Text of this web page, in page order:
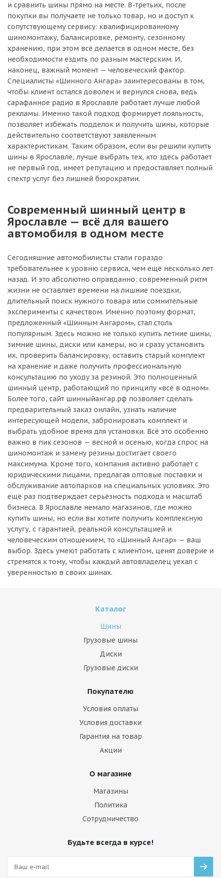
и сравнить шины прямо на месте. В-третьих, после
покупки вы получаете не только товар, но и доступ к
сопутствующему сервису: квалифицированному
шиномонтажу, балансировке, ремонту, сезонному
хранению, при этом всё делается в одном месте, без
необходимости ездить по разным мастерским. И,
наконец, важный момент — человеческий фактор.
Специалисты «Шинного Ангара» заинтересованы в том,
чтобы клиент остался доволен и вернулся снова, ведь
сарафанное радио в Ярославле работает лучше любой
рекламы. Именно такой подход формирует лояльность,
позволяет избежать подделок и получить шины, которые
действительно соответствуют заявленным
характеристикам. Таким образом, если вы решили купить
шины в Ярославле, лучше выбрать тех, кто здесь работает
не первый год, имеет репутацию и предоставляет полный
спектр услуг без лишней бюрократии.
Современный шинный центр в
Ярославле — всё для вашего
автомобиля в одном месте
Сегодняшние автомобилисты стали гораздо
требовательнее к уровню сервиса, чем ещё несколько лет
назад. И это абсолютно оправданно: современный ритм
жизни не оставляет времени на лишние поездки,
длительный поиск нужного товара или сомнительные
эксперименты с качеством. Именно поэтому формат,
предложенный «Шинным Ангаром», стал столь
популярным. Здесь можно не только купить летние шины,
зимние шины, диски или камеры, но и сразу установить
их, проверить балансировку, оставить старый комплект
на хранение и даже получить профессиональную
консультацию по уходу за резиной. Это полноценный
шинный центр, работающий по принципу «всё в одном».
Более того, сайт шинныйангар.рф позволяет сделать
предварительный заказ онлайн, узнать наличие
интересующей модели, забронировать комплект и
выбрать удобное время для установки. Всё это особенно
важно в пик сезонов — весной и осенью, когда спрос на
шиномонтаж и замену резины достигает своего
максимума. Кроме того, компания активно работает с
юридическими лицами, предлагая оптовые поставки и
обслуживание автопарков на специальных условиях. Это
ещё раз подтверждает серьёзность подхода и масштаб
бизнеса. В Ярославле немало магазинов, где можно
купить шины, но если вы хотите получить комплексную
услугу, с гарантией, реальной консультацией и
человеческим отношением, то «Шинный Ангар» — ваш
выбор. Здесь умеют работать с клиентом, ценят доверие и
стремятся к тому, чтобы каждый автовладелец уехал с
уверенностью в своих шинах.
Каталог
Шины
Грузовые шины
Диски
Грузовые диски
Покупателю
Условия оплаты
Условия доставки
Гарантия на товар
Акции
О магазине
Магазины
Политика
Сотрудничество
Будьте всегда в курсе!